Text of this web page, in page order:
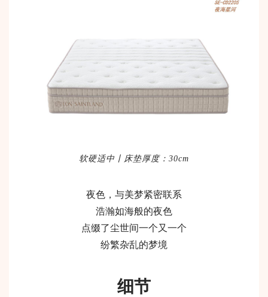
软硬适中丨床垫厚度： 30cm
夜色，与美梦紧密联系
浩瀚如海般的夜色
点缀了尘世间一个又一个
纷繁杂乱的梦境
细节